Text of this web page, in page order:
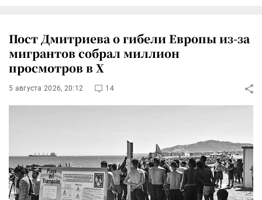
Пост Дмитриева о гибели Европы из-за
мигрантов собрал миллион
просмотров в X
5 августа 2026, 20:12 14